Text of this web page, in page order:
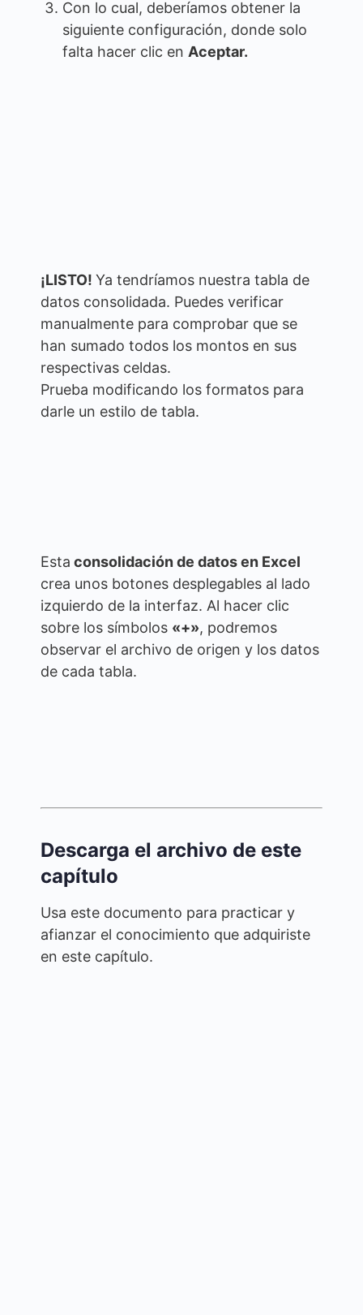
Con lo cual, deberíamos obtener la
siguiente configuración, donde solo
falta hacer clic en Aceptar.
¡LISTO! Ya tendríamos nuestra tabla de
datos consolidada. Puedes verificar
manualmente para comprobar que se
han sumado todos los montos en sus
respectivas celdas.
Prueba modificando los formatos para
darle un estilo de tabla.
Esta consolidación de datos en Excel
crea unos botones desplegables al lado
izquierdo de la interfaz. Al hacer clic
sobre los símbolos «+», podremos
observar el archivo de origen y los datos
de cada tabla.
Descarga el archivo de este
capítulo
Usa este documento para practicar y
afianzar el conocimiento que adquiriste
en este capítulo.